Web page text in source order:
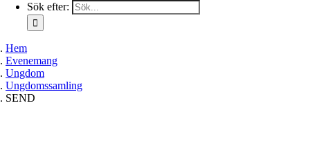
Sök efter:
Hem
Evenemang
Ungdom
Ungdomssamling
SEND